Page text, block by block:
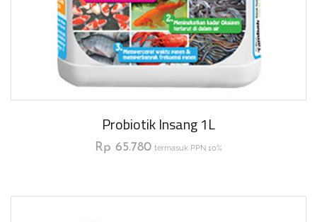
Probiotik Insang 1L
Rp 65.780 termasuk PPN 10%